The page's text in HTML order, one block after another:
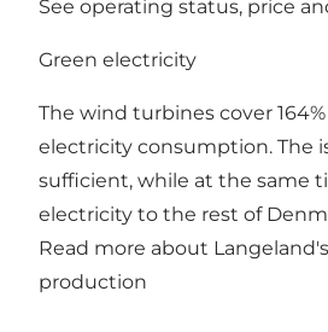
See operating status, price
Green electricity
The wind turbines cover
electricity consumption. The
sufficient, while at the same
electricity to the rest of
Read more about
production